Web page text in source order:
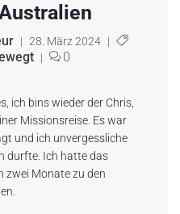
| 28. März 2024 |
|
0
ich bins wieder der Chris,
Missionsreise. Es war
und ich unvergessliche
durfte. Ich hatte das
zwei Monate zu den